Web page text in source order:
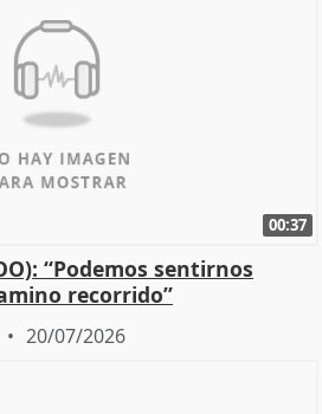
00:37
“Podemos sentirnos
recorrido”
20/07/2026